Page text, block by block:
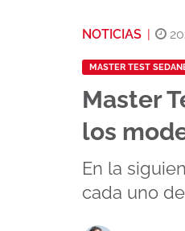
NOTICIAS
MASTER TEST
Master
los
En la
cada uno